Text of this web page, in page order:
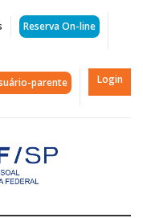
Reserva On-line
parente Login